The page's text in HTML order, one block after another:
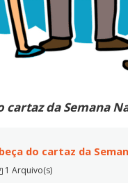
cartaz da Semana
do cartaz da
1 Arquivo(s)